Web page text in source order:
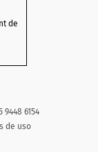
de
6154
de uso